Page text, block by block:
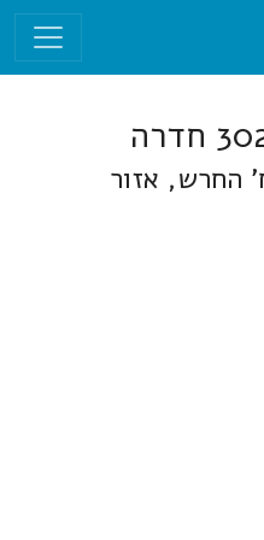
החרש, אזור